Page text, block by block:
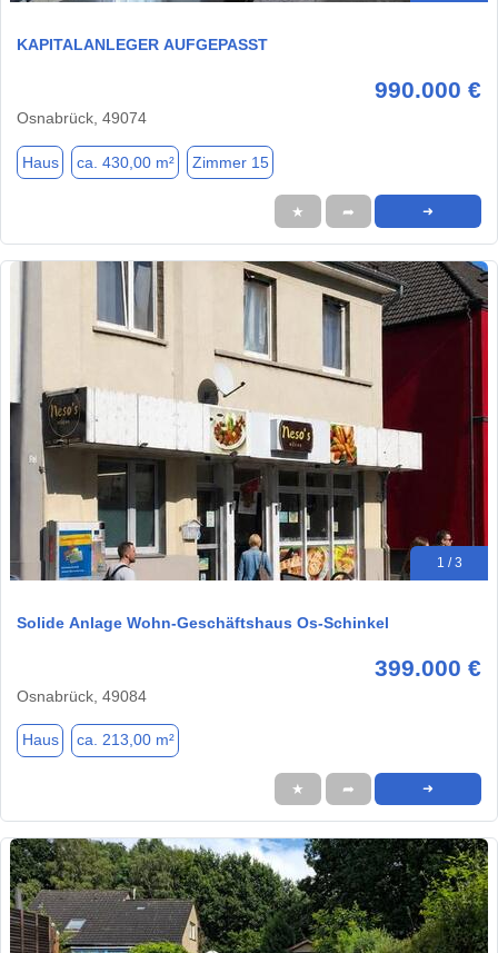
KAPITALANLEGER AUFGEPASST
990.000 €
Osnabrück, 49074
Haus ca. 430,00 m² Zimmer 15
★ ➦ ➜
1 / 3
Solide Anlage Wohn-Geschäftshaus Os-Schinkel
399.000 €
Osnabrück, 49084
Haus ca. 213,00 m²
★ ➦ ➜